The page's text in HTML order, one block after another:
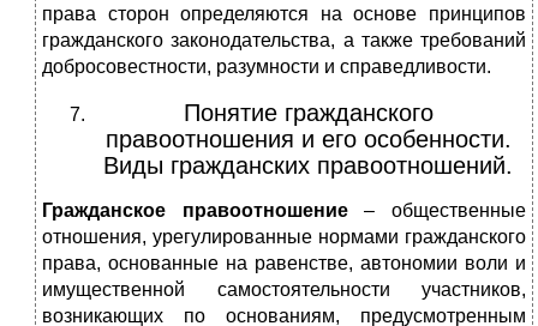
права сторон определяются на основе принципов
гражданского законодательства, а также требований
добросовестности, разумности и справедливости.
Понятие гражданского
правоотношения и его особенности.
Виды гражданских правоотношений.
Гражданское правоотношение– общественные
отношения, урегулированные нормами гражданского
права, основанные на равенстве, автономии воли и
имущественной самостоятельности участников,
возникающих по основаниям, предусмотренным